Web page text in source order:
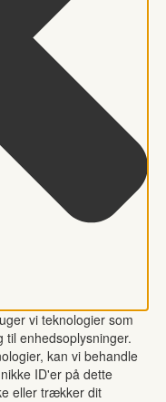
vi teknologier som
enhedsoplysninger.
kan vi behandle
ID'er på dette
eller trækker dit